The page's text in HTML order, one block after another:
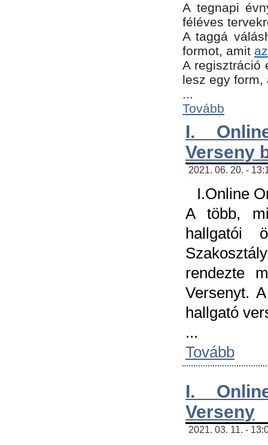
A tegnapi
féléves
A taggá
formot, amit
A regisztráció
lesz egy
...
Tovább
I.
Verseny
2021. 06. 20. -
I.Online
A több,
hallgatói
rendezte
Versenyt.
hallgató
...
Tovább
I.
Verseny
2021. 03. 11. -